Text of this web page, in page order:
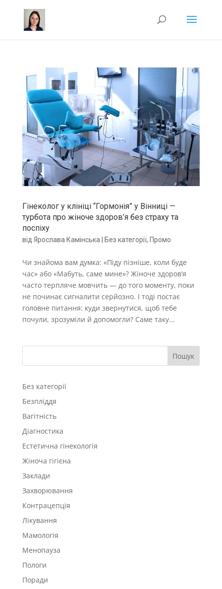
Гінеколог у клініці “Гормонія” у Вінниці —
турбота про жіноче здоров’я без страху та
поспіху
від Ярослава Камінська Без категорії, Промо
Чи знайома вам думка: «Піду пізніше, коли буде
час» або «Мабуть, саме мине»? Жіноче здоров’я
часто терпляче мовчить — до того моменту, поки
не починає сигналити серйозно. І тоді постає
головне питання: куди звернутися, щоб тебе
почули, зрозуміли й допомогли? Саме таку...
Пошук
Без категорії
Безпліддя
Вагітність
Діагностика
Естетична гінекологія
Жіноча гігієна
Заклади
Захворювання
Контрацепція
Лікування
Мамологія
Менопауза
Пологи
Поради